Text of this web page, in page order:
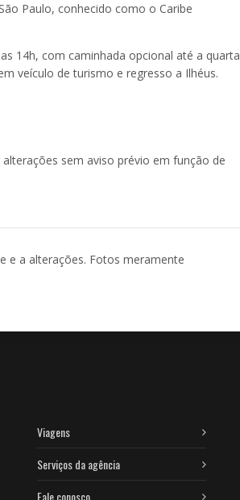
Paulo, conhecido como o Caribe
14h, com caminhada opcional até a quarta
veículo de turismo e regresso a Ilhéus.
sem aviso prévio em função de
e a alterações. Fotos meramente
Viagens
Serviços da agência